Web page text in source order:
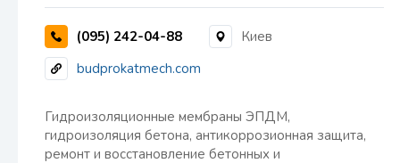
(095) 242-04-88
Киев
budprokatmech.com
Гидроизоляционные мембраны ЭПДМ,
гидроизоляция бетона, антикоррозионная защита,
ремонт и восстановление бетонных и